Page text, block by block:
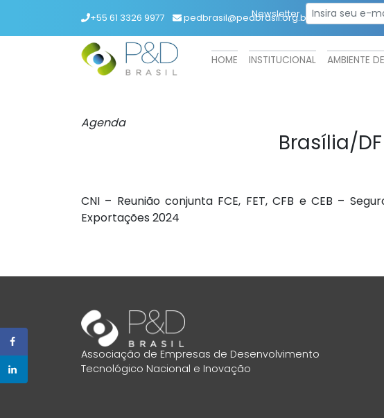
+55 61 3326 9977 pedbrasil@pedbrasil.org.br
Newsletter
HOME INSTITUCIONAL AMBIENTE
Agenda
Brasília/DF
CNI – Reunião conjunta FCE, FET, CFB e CEB –
Exportações 2024
Associação de Empresas de Desenvolvimento
Tecnológico Nacional e Inovação